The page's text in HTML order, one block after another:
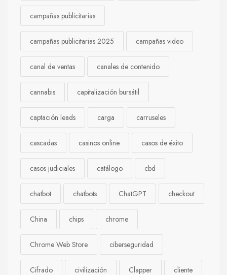
campañas publicitarias
campañas publicitarias 2025 campañas video
canal de ventas canales de contenido
cannabis capitalización bursátil
captación leads carga carruseles
cascadas casinos online casos de éxito
casos judiciales catálogo cbd
chatbot chatbots ChatGPT checkout
China chips chrome
Chrome Web Store ciberseguridad
Cifrado civilización Clapper cliente